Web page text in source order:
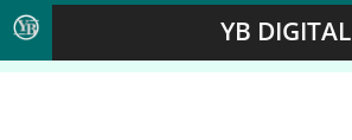
YB DIGITAL